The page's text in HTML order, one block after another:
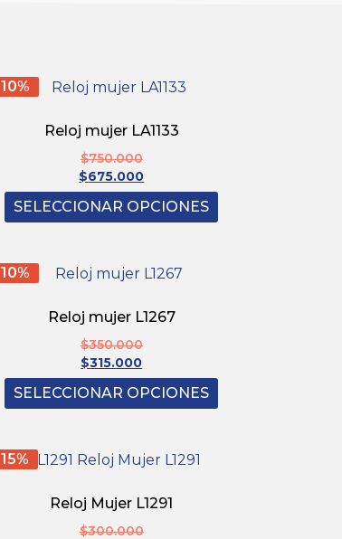
10%
Reloj mujer LA1133
$750.000
$675.000
SELECCIONAR OPCIONES
10%
Reloj mujer L1267
$350.000
$315.000
SELECCIONAR OPCIONES
15%
Reloj Mujer L1291
$300.000